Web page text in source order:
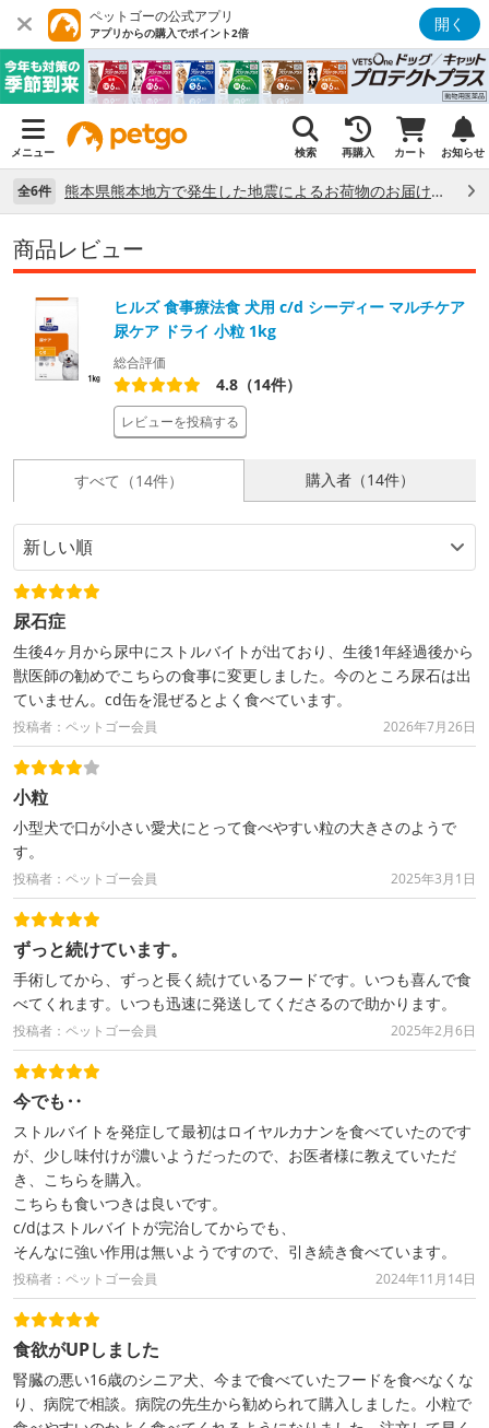
ペットゴーの公式アプリ
アプリからの購入でポイント2倍 開く
メニュー 検索 再購入 カート お知らせ
全6件 熊本県熊本地方で発生した地震によるお荷物のお届け状況について （7/28）
商品レビュー
ヒルズ 食事療法食 犬用 c/d シーディー マルチケア
尿ケア ドライ 小粒 1kg
総合評価
4.8（14件）
レビューを投稿する
すべて（14件） 購入者（14件）
尿石症
生後4ヶ月から尿中にストルバイトが出ており、生後1年経過後から
獣医師の勧めでこちらの食事に変更しました。今のところ尿石は出
ていません。cd缶を混ぜるとよく食べています。
投稿者：ペットゴー会員 2026年7月26日
小粒
小型犬で口が小さい愛犬にとって食べやすい粒の大きさのようで
す。
投稿者：ペットゴー会員 2025年3月1日
ずっと続けています。
手術してから、ずっと長く続けているフードです。いつも喜んで食
べてくれます。いつも迅速に発送してくださるので助かります。
投稿者：ペットゴー会員 2025年2月6日
今でも‥
ストルバイトを発症して最初はロイヤルカナンを食べていたのです
が、少し味付けが濃いようだったので、お医者様に教えていただ
き、こちらを購入。
こちらも食いつきは良いです。
c/dはストルバイトが完治してからでも、
そんなに強い作用は無いようですので、引き続き食べています。
投稿者：ペットゴー会員 2024年11月14日
食欲がUPしました
腎臓の悪い16歳のシニア犬、今まで食べていたフードを食べなくな
り、病院で相談。病院の先生から勧められて購入しました。小粒で